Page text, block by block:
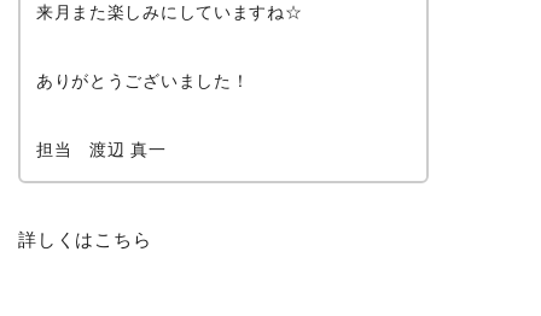
来月また楽しみにしていますね☆
ありがとうございました！
担当 渡辺 真一
詳しくはこちら